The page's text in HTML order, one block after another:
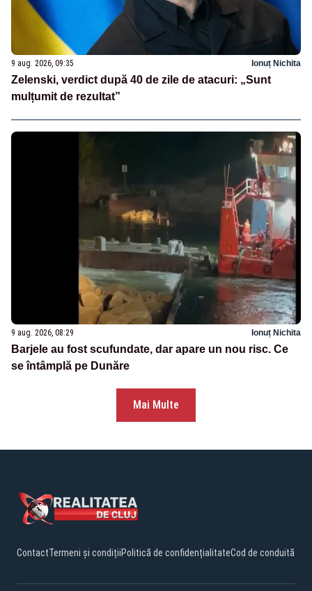
9 aug. 2026, 09:35 Ionuț Nichita
Zelenski, verdict după 40 de zile de atacuri: „Sunt
mulțumit de rezultat”
9 aug. 2026, 08:29 Ionuț Nichita
Barjele au fost scufundate, dar apare un nou risc. Ce
se întâmplă pe Dunăre
Mai Multe
ContactTermeni și condițiiPolitică de confidențialitateCod de conduită